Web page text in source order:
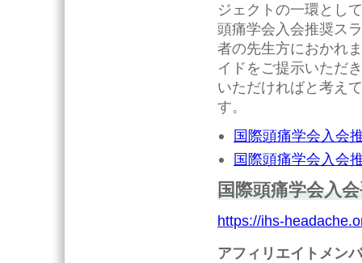
ジェクトの一環とし
頭痛学会入会推奨ス
者の先生方におかれ
イドをご提示いただ
いただければと考え
す。
国際頭痛学会入会
国際頭痛学会入会
国際頭痛学会入
https://ihs-
アフィリエイトメン